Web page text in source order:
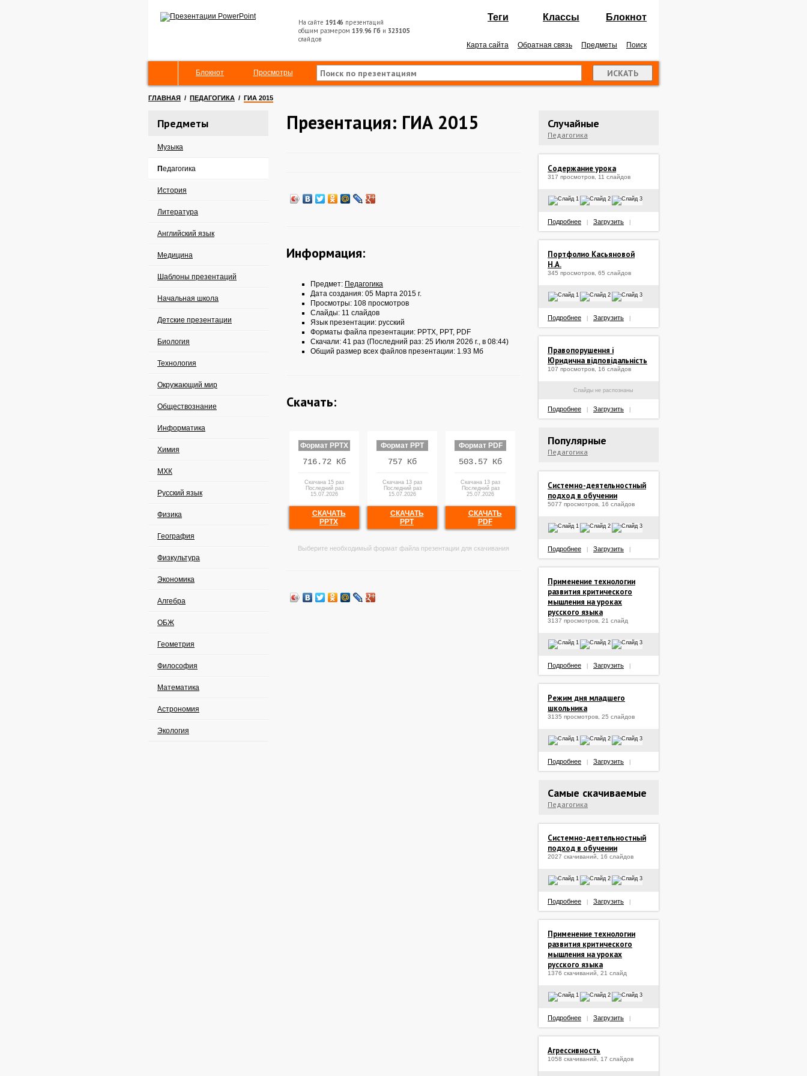
На сайте 19146 презентаций
общим размером 139.96 Гб и 323105
слайдов
Теги Классы Блокнот
Карта сайта Обратная связь Предметы Поиск
Блокнот Просмотры
ГЛАВНАЯ / ПЕДАГОГИКА / ГИА 2015
Предметы
Музыка
Педагогика
История
Литература
Английский язык
Медицина
Шаблоны презентаций
Начальная школа
Детские презентации
Биология
Технология
Окружающий мир
Обществознание
Информатика
Химия
МХК
Русский язык
Физика
География
Физкультура
Экономика
Алгебра
ОБЖ
Геометрия
Философия
Математика
Астрономия
Экология
Презентация: ГИА 2015
Информация:
Предмет: Педагогика
Дата создания: 05 Марта 2015 г.
Просмотры: 108 просмотров
Слайды: 11 слайдов
Язык презентации: русский
Форматы файла презентации: PPTX, PPT, PDF
Скачали: 41 раз (Последний раз: 25 Июля 2026 г., в 08:44)
Общий размер всех файлов презентации: 1.93 Мб
Скачать:
Формат PPTX
716.72 Кб
Скачана 15 раз
Последний раз
15.07.2026
СКАЧАТЬ
PPTX
Формат PPT
757 Кб
Скачана 13 раз
Последний раз
15.07.2026
СКАЧАТЬ
PPT
Формат PDF
503.57 Кб
Скачана 13 раз
Последний раз
25.07.2026
СКАЧАТЬ
PDF
Выберите необходимый формат файла презентации для скачивания
Случайные
Педагогика
Содержание урока
317 просмотров, 11 слайдов
Подробнее Загрузить
Портфолио Касьяновой
Н.А.
345 просмотров, 65 слайдов
Подробнее Загрузить
Правопорушення і
Юридична відповідальність
107 просмотров, 16 слайдов
Слайды не распознаны
Подробнее Загрузить
Популярные
Педагогика
Системно-деятельностный
подход в обучении
5077 просмотров, 16 слайдов
Подробнее Загрузить
Применение технологии
развития критического
мышления на уроках
русского языка
3137 просмотров, 21 слайд
Подробнее Загрузить
Режим дня младшего
школьника
3135 просмотров, 25 слайдов
Подробнее Загрузить
Самые скачиваемые
Педагогика
Системно-деятельностный
подход в обучении
2027 скачиваний, 16 слайдов
Подробнее Загрузить
Применение технологии
развития критического
мышления на уроках
русского языка
1376 скачиваний, 21 слайд
Подробнее Загрузить
Агрессивность
1058 скачиваний, 17 слайдов